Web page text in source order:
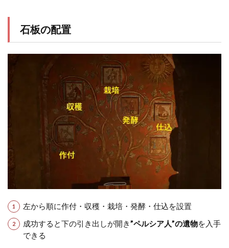
石板の配置
左から順に作付・収穫・栽培・発酵・仕込を設置
成功すると下の引き出しが開き”ペルシア人”の遺物を入手
できる